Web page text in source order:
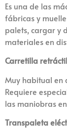
Es una de las
fábricas y
palets, cargar y
materiales en
Carretilla retráctil
Muy habitual en
Requiere
las maniobras
Transpaleta